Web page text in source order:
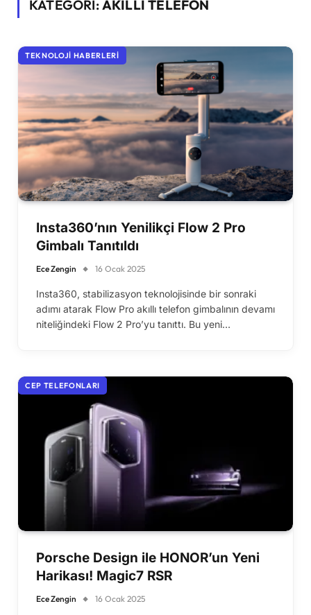
KATEGORİ:AKILLI TELEFON
TEKNOLOJI HABERLERI
Insta360’nın Yenilikçi Flow 2 Pro
Gimbalı Tanıtıldı
Ece Zengin 16 Ocak 2025
Insta360, stabilizasyon teknolojisinde bir sonraki
adımı atarak Flow Pro akıllı telefon gimbalının devamı
niteliğindeki Flow 2 Pro’yu tanıttı. Bu yeni…
CEP TELEFONLARI
Porsche Design ile HONOR’un Yeni
Harikası! Magic7 RSR
Ece Zengin 16 Ocak 2025